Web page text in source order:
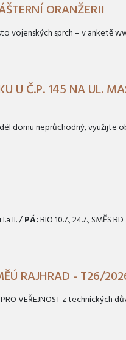
ORANŽERII
vojenských sprch – v anketě
U Č.P. 145 NA UL.
domu neprůchodný, využijte
II. /PÁ:BIO 10.7., 24.7., SMĚS RD
RAJHRAD - T26/
VEŘEJNOST z technických